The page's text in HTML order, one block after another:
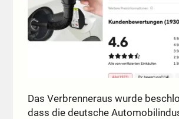
Das Verbrenneraus wurde
dass die deutsche